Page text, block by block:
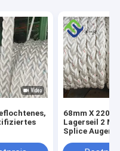
das
68mm X
Lagerseil 2
Splice Augen